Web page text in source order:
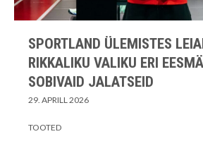
SPORTLAND ÜLEMISTES
RIKKALIKU VALIKU ERI
SOBIVAID JALATSEID
29. APRILL 2026
TOOTED